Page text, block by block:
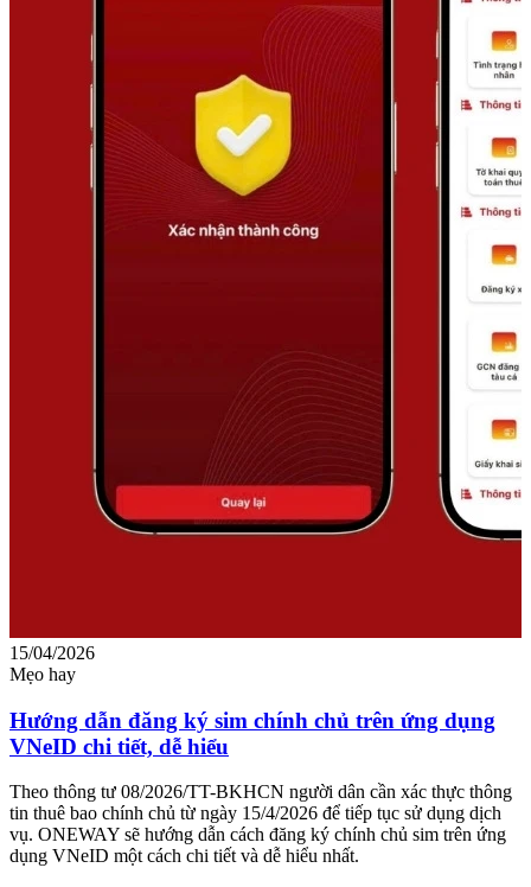
15/04/2026
Mẹo hay
Hướng dẫn đăng ký sim chính chủ trên ứng dụng
VNeID chi tiết, dễ hiểu
Theo thông tư 08/2026/TT-BKHCN người dân cần xác thực thông
tin thuê bao chính chủ từ ngày 15/4/2026 để tiếp tục sử dụng dịch
vụ. ONEWAY sẽ hướng dẫn cách đăng ký chính chủ sim trên ứng
dụng VNeID một cách chi tiết và dễ hiểu nhất.